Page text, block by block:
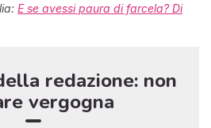
E se avessi paura di farcela? Di
redazione: non
vergogna